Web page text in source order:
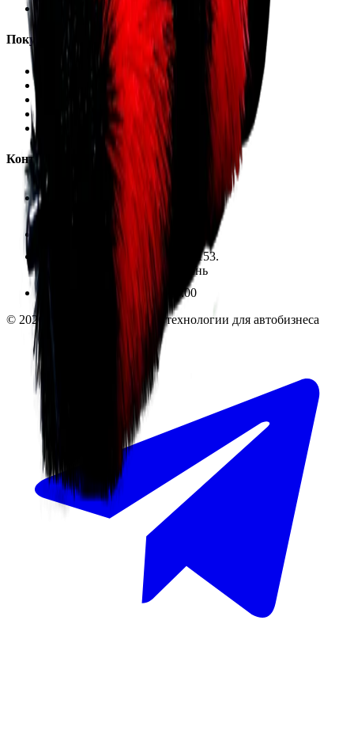
Покупателям
Доставка и оплата
Обучение
Бренды
Контакты
+7 (495) 135-35-99
sales@insafe.ru
Москва, Люблинская ул., 153.
ТЦ «Люблю Молл», -1 уровень
Ежедневно 10:00 — 19:00
© 2026 InSafe.ru — Товары и технологии для автобизнеса